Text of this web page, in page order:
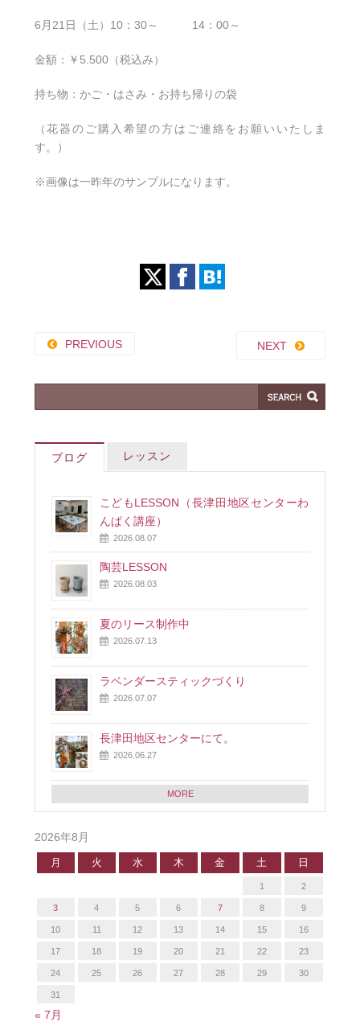
6月21日（土）10：30～ 14：00～
金額：￥5.500（税込み）
持ち物：かご・はさみ・お持ち帰りの袋
（花器のご購入希望の方はご連絡をお願いいたしま
す。）
※画像は一昨年のサンプルになります。
PREVIOUS NEXT
ブログ レッスン
こどもLESSON（長津田地区センターわ
んぱく講座）
2026.08.07
陶芸LESSON
2026.08.03
夏のリース制作中
2026.07.13
ラベンダースティックづくり
2026.07.07
長津田地区センターにて。
2026.06.27
MORE
2026年8月
月 火 水 木 金 土 日
1 2
3 4 5 6 7 8 9
10 11 12 13 14 15 16
17 18 19 20 21 22 23
24 25 26 27 28 29 30
31
« 7月